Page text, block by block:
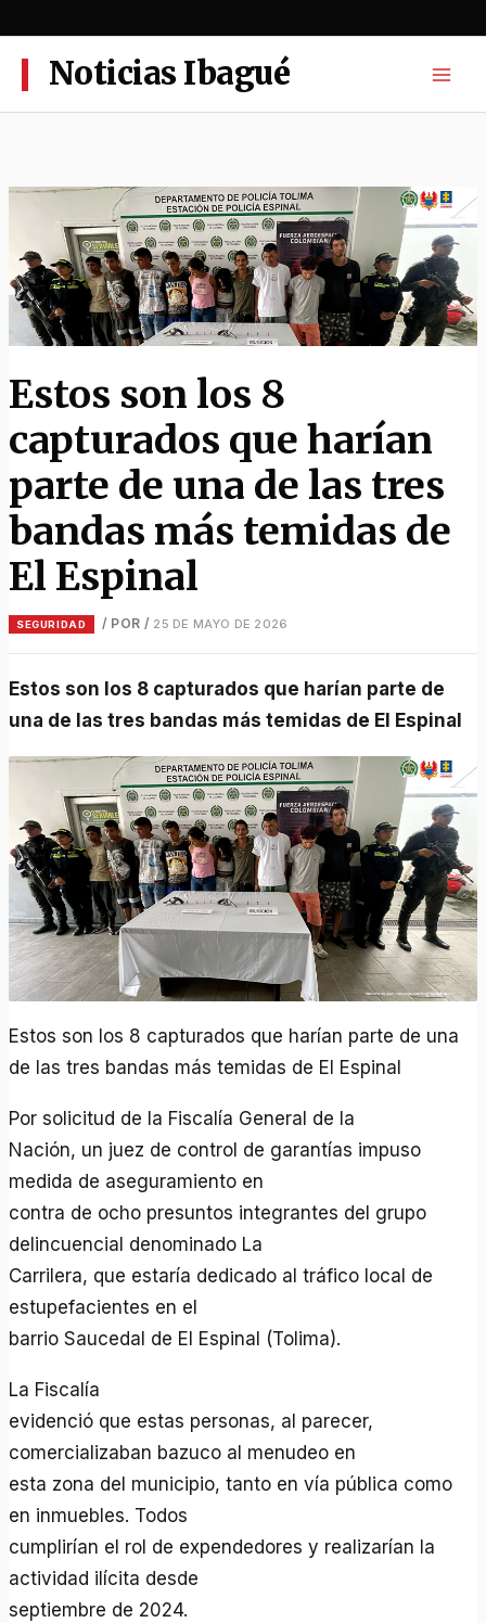
al
contenidoNoticias Ibagué
Estos son los 8
capturados que harían
parte de una de las tres
bandas más temidas de
El Espinal
SEGURIDAD / POR / 25 DE MAYO DE 2026
Estos son los 8 capturados que harían parte de
una de las tres bandas más temidas de El Espinal
Estos son los 8 capturados que harían parte de una
de las tres bandas más temidas de El Espinal
Por solicitud de la Fiscalía General de la
Nación, un juez de control de garantías impuso
medida de aseguramiento en
contra de ocho presuntos integrantes del grupo
delincuencial denominado La
Carrilera, que estaría dedicado al tráfico local de
estupefacientes en el
barrio Saucedal de El Espinal (Tolima).
La Fiscalía
evidenció que estas personas, al parecer,
comercializaban bazuco al menudeo en
esta zona del municipio, tanto en vía pública como
en inmuebles. Todos
cumplirían el rol de expendedores y realizarían la
actividad ilícita desde
septiembre de 2024.